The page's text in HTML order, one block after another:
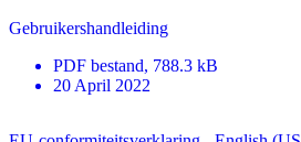
Gebruikershandleiding
PDF bestand, 788.3 kB
20 April 2022